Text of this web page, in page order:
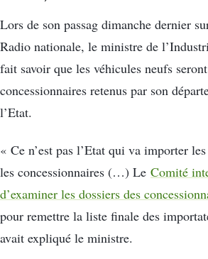
Lors de son passag dimanche dernier
Radio nationale, le ministre de
fait savoir que les véhicules neufs
concessionnaires retenus par son
l’Etat.
« Ce n’est pas l’Etat qui va importer
les concessionnaires (…) Le Comité
d’examiner les dossiers des
pour remettre la liste finale des
avait expliqué le ministre.